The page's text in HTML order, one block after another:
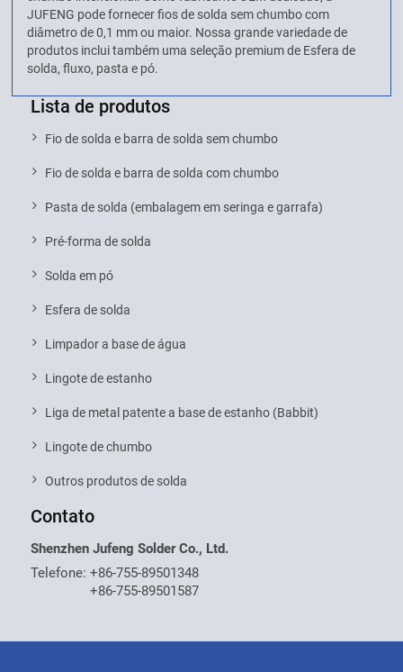
JUFENG pode fornecer fios de solda sem chumbo com
diâmetro de 0,1 mm ou maior. Nossa grande variedade de
produtos inclui também uma seleção premium de Esfera de
solda, fluxo, pasta e pó.
Lista de produtos
Fio de solda e barra de solda sem chumbo
Fio de solda e barra de solda com chumbo
Pasta de solda (embalagem em seringa e garrafa)
Pré-forma de solda
Solda em pó
Esfera de solda
Limpador a base de água
Lingote de estanho
Liga de metal patente a base de estanho (Babbit)
Lingote de chumbo
Outros produtos de solda
Contato
Shenzhen Jufeng Solder Co., Ltd.
Telefone:+86-755-89501348
+86-755-89501587